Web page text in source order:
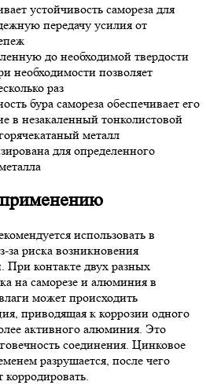
устойчивость самореза для
передачу усилия от
до необходимой твердости
необходимости позволяет
раз
бура самореза обеспечивает его
в незакаленный тонколистовой
металл
для определенного
использовать в
риска возникновения
При контакте двух разных
на саморезе и алюминия в
может происходить
приводящая к коррозии одного
активного алюминия. Это
соединения. Цинковое
разрушается, после чего
корродировать.